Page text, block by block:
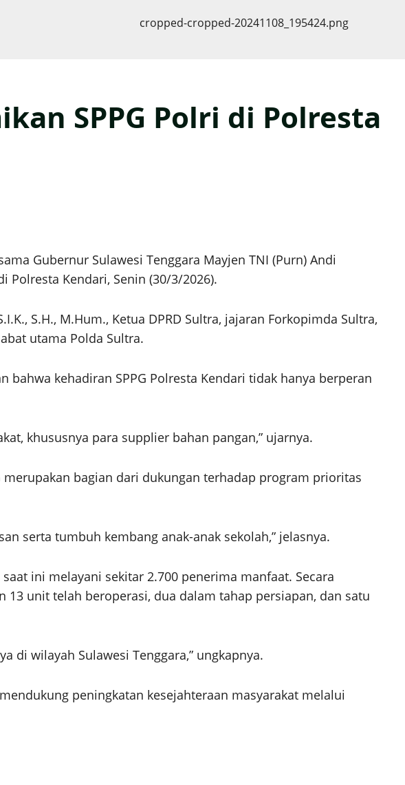
SPPG Polri di Polresta
Gubernur Sulawesi Tenggara Mayjen TNI (Purn) Andi
Polresta Kendari, Senin (30/3/2026).
S.H., M.Hum., Ketua DPRD Sultra, jajaran Forkopimda Sultra,
utama Polda Sultra.
bahwa kehadiran SPPG Polresta Kendari tidak hanya berperan
khususnya para supplier bahan pangan,” ujarnya.
bagian dari dukungan terhadap program prioritas
serta tumbuh kembang anak-anak sekolah,” jelasnya.
ini melayani sekitar 2.700 penerima manfaat. Secara
13 unit telah beroperasi, dua dalam tahap persiapan, dan satu
di wilayah Sulawesi Tenggara,” ungkapnya.
peningkatan kesejahteraan masyarakat melalui